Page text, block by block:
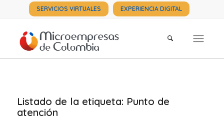
SERVICIOS VIRTUALES EXPERIENCIA DIGITAL
Listado de la etiqueta: Punto de
atención